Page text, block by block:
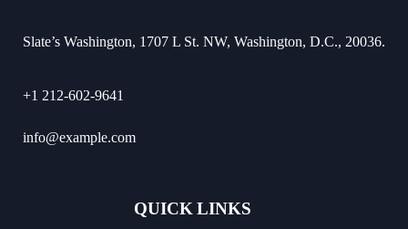
Slate’s Washington, 1707 L St. NW, Washington, D.C., 20036.
+1 212-602-9641
info@example.com
QUICK LINKS